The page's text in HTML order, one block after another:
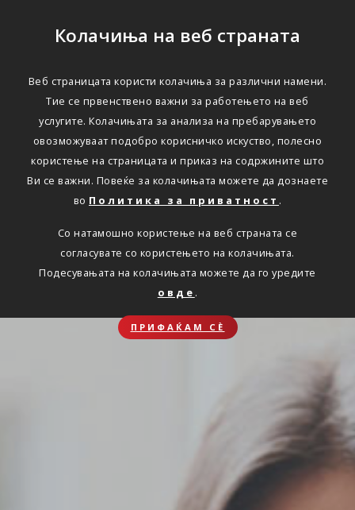
Колачиња на веб страната
Веб страницата користи колачиња за различни намени.
Тие се првенствено важни за работењето на веб
услугите. Колачињата за анализа на пребарувањето
овозможуваат подобро корисничко искуство, полесно
користење на страницата и приказ на содржините што
Ви се важни. Повеќе за колачињата можете да дознаете
во Политика за приватност .
Со натамошно користење на веб страната се
согласувате со користењето на колачињата.
Подесувањата на колачињата можете да го уредите
овде .
ПРИФАЌАМ СЀ